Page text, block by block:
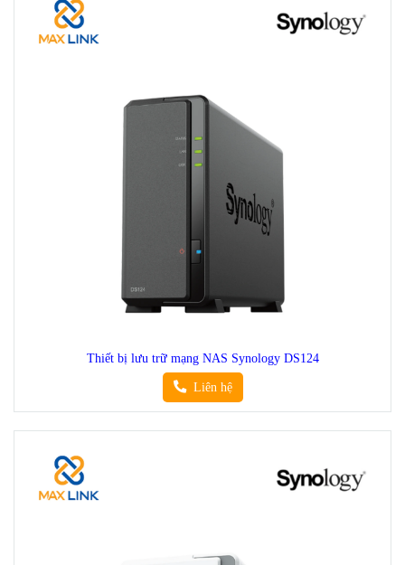
Thiết bị lưu trữ mạng NAS Synology DS124
Liên hệ